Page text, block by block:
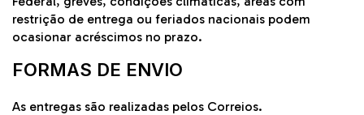
restrição de entrega ou feriados nacionais podem
ocasionar acréscimos no prazo.
FORMAS DE ENVIO
As entregas são realizadas pelos Correios.